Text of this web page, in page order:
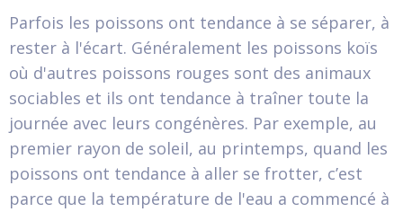
Parfois les poissons ont tendance à se séparer, à
rester à l'écart. Généralement les poissons koïs
où d'autres poissons rouges sont des animaux
sociables et ils ont tendance à traîner toute la
journée avec leurs congénères. Par exemple, au
premier rayon de soleil, au printemps, quand les
poissons ont tendance à aller se frotter, c’est
parce que la température de l'eau a commencé à